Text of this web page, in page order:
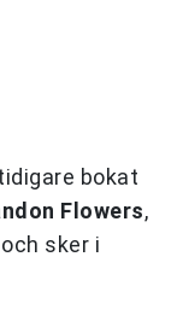
bokat
Flowers,
sker i